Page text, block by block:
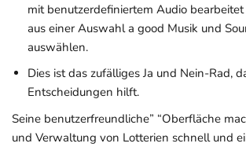
mit benutzerdefiniertem Audio bearbeitet
aus einer Auswahl a good Musik und
auswählen.
Dies ist das zufälliges Ja und Nein-Rad,
Entscheidungen hilft.
Seine benutzerfreundliche” “Oberfläche
und Verwaltung von Lotterien schnell und